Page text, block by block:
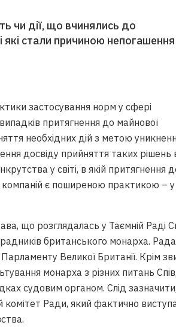
чи дії, що вчинялись до
стали причиною непогашення
застосування норм у сфері
притягнення до майнової
необхідних дій з метою
досвіду прийняття таких рішень
у світі, в якій притягнення
компаній є поширеною практикою – у
що розглядалась у Таємній Раді
британського монарха. Рада
Великої Британії. Крім
монарха з різних питань
судовим органом. Слід
Ради, який фактично